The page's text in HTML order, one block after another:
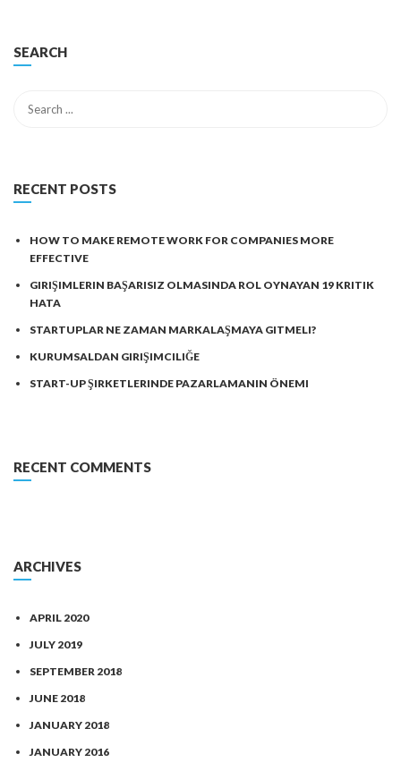
SEARCH
RECENT POSTS
HOW TO MAKE REMOTE WORK FOR COMPANIES MORE
EFFECTIVE
GIRIŞIMLERIN BAŞARISIZ OLMASINDA ROL OYNAYAN 19 KRITIK
HATA
STARTUPLAR NE ZAMAN MARKALAŞMAYA GITMELI?
KURUMSALDAN GIRIŞIMCILIĞE
START-UP ŞIRKETLERINDE PAZARLAMANIN ÖNEMI
RECENT COMMENTS
ARCHIVES
APRIL 2020
JULY 2019
SEPTEMBER 2018
JUNE 2018
JANUARY 2018
JANUARY 2016